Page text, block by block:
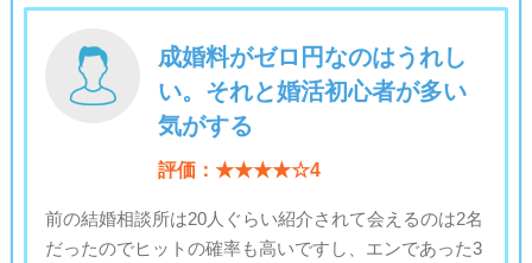
成婚料がゼロ円なのはうれし
い。それと婚活初心者が多い
気がする
評価：★★★★☆4
前の結婚相談所は20人ぐらい紹介されて会えるのは2名
だったのでヒットの確率も高いですし、エンであった3